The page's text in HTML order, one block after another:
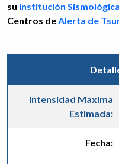
su Institución
Centros deAlerta de
Intensidad Maxima
Estimada:
Fecha: